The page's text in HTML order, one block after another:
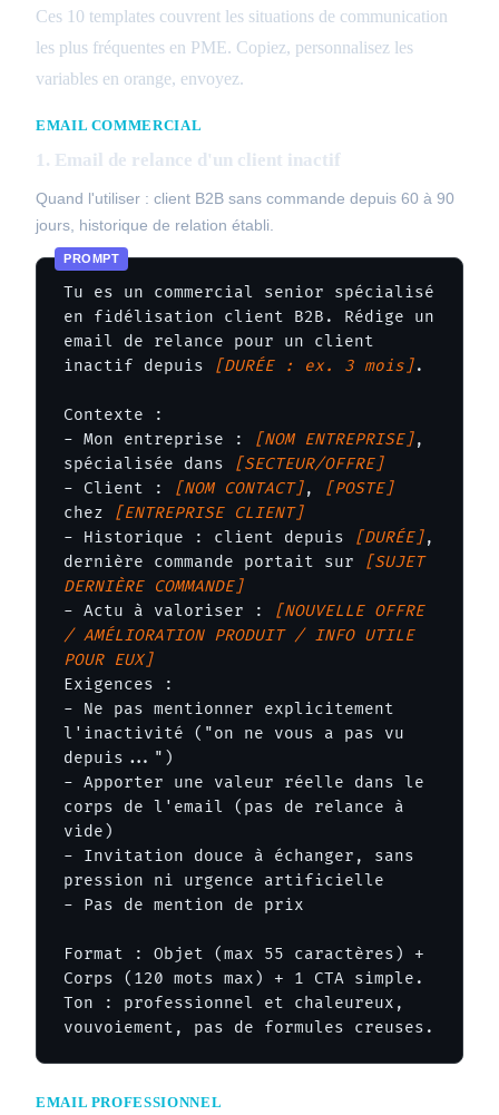
Ces 10 templates couvrent les situations de communication
les plus fréquentes en PME. Copiez, personnalisez les
variables en orange, envoyez.
EMAIL COMMERCIAL
1. Email de relance d'un client inactif
Quand l'utiliser : client B2B sans commande depuis 60 à 90
jours, historique de relation établi.
Tu es un commercial senior spécialisé
en fidélisation client B2B. Rédige un
email de relance pour un client
inactif depuis
[DURÉE : ex. 3 mois].
Contexte :
- Mon entreprise :
[NOM ENTREPRISE],
spécialisée dans
[SECTEUR/OFFRE]
- Client :
[NOM CONTACT],
[POSTE]
chez
[ENTREPRISE CLIENT]
- Historique : client depuis
[DURÉE],
dernière commande portait sur
[SUJET
DERNIÈRE COMMANDE]
- Actu à valoriser :
[NOUVELLE OFFRE
/ AMÉLIORATION PRODUIT / INFO UTILE
POUR EUX]
Exigences :
- Ne pas mentionner explicitement
l'inactivité ("on ne vous a pas vu
depuis...")
- Apporter une valeur réelle dans le
corps de l'email (pas de relance à
vide)
- Invitation douce à échanger, sans
pression ni urgence artificielle
- Pas de mention de prix
Format : Objet (max 55 caractères) +
Corps (120 mots max) + 1 CTA simple.
Ton : professionnel et chaleureux,
vouvoiement, pas de formules creuses.
EMAIL PROFESSIONNEL